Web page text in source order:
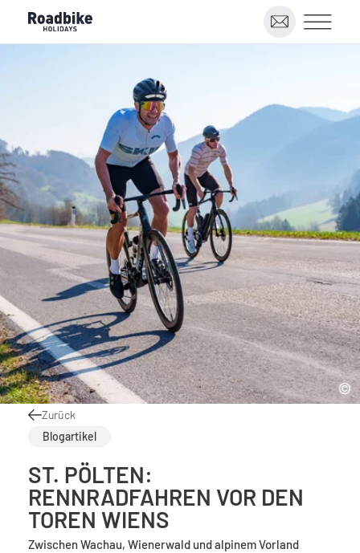
Zurück
Blogartikel
ST. PÖLTEN:
RENNRADFAHREN VOR DEN
TOREN WIENS
Zwischen Wachau, Wienerwald und alpinem Vorland